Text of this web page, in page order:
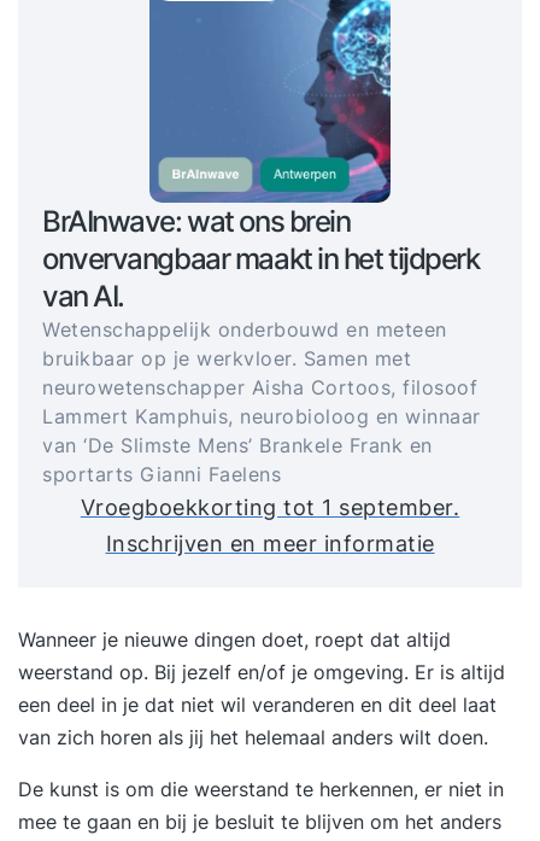
BrAInwave: wat ons brein
onvervangbaar maakt in het tijdperk
van AI.
Wetenschappelijk onderbouwd en meteen
bruikbaar op je werkvloer. Samen met
neurowetenschapper Aisha Cortoos, filosoof
Lammert Kamphuis, neurobioloog en winnaar
van ‘De Slimste Mens’ Brankele Frank en
sportarts Gianni Faelens
Vroegboekkorting tot 1 september.
Inschrijven en meer informatie
Wanneer je nieuwe dingen doet, roept dat altijd
weerstand op. Bij jezelf en/of je omgeving. Er is altijd
een deel in je dat niet wil veranderen en dit deel laat
van zich horen als jij het helemaal anders wilt doen.
De kunst is om die weerstand te herkennen, er niet in
mee te gaan en bij je besluit te blijven om het anders